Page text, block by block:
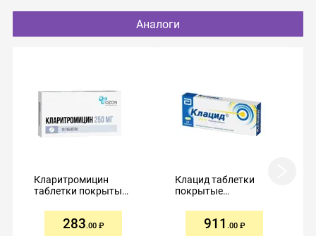
Аналоги
Кларитромицин
таблетки покрытые
оболочкой 250мг
283.00
Клацид таблетки
покрытые
оболочкой 250мг
911 .00